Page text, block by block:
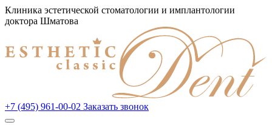
Клиника эстетической стоматологии и имплантологии
доктора Шматова
+7 (495) 961-00-02 Заказать звонок